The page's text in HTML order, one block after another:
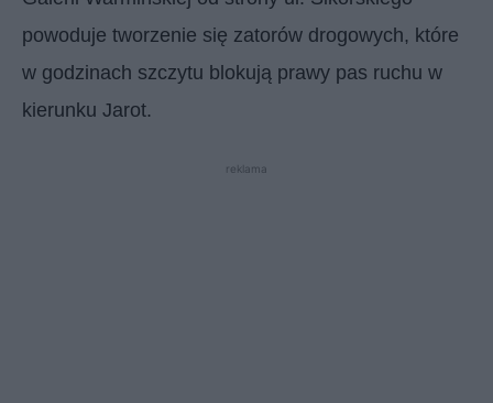
powoduje tworzenie się zatorów drogowych, które
w godzinach szczytu blokują prawy pas ruchu w
kierunku Jarot.
reklama